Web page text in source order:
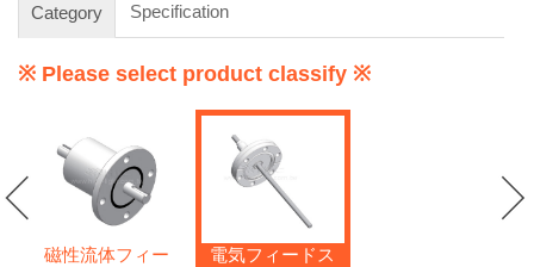
Category Specification
※ Please select product classify ※
磁性流体フィー
電気フィードス